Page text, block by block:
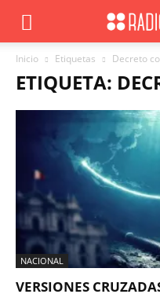
Inicio Etiquetas Decreto
ETIQUETA:
NACIONAL
VERSIONES